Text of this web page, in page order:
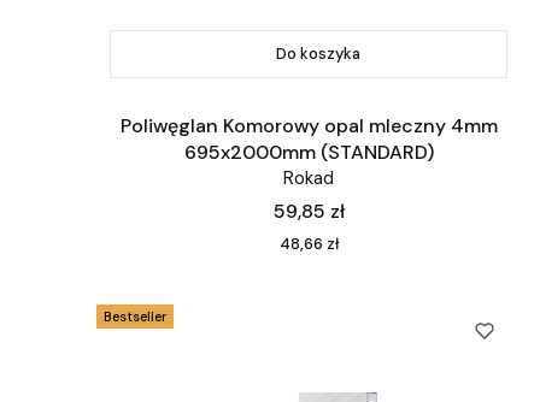
Do koszyka
Poliwęglan Komorowy opal mleczny 4mm
695x2000mm (STANDARD)
Rokad
Cena
59,85 zł
Cena
48,66 zł
Bestseller